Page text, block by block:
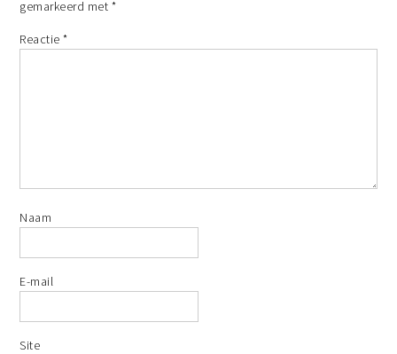
gemarkeerd met *
Reactie*
Naam
E-mail
Site